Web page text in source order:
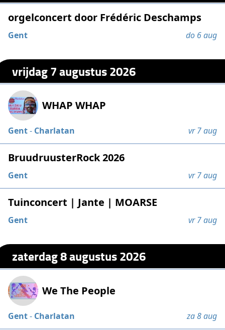
orgelconcert door Frédéric Deschamps
Gent do 6 aug
vrijdag 7 augustus 2026
WHAP WHAP
Gent- Charlatan vr 7 aug
BruudruusterRock 2026
Gent vr 7 aug
Tuinconcert | Jante | MOARSE
Gent vr 7 aug
zaterdag 8 augustus 2026
We The People
Gent- Charlatan za 8 aug